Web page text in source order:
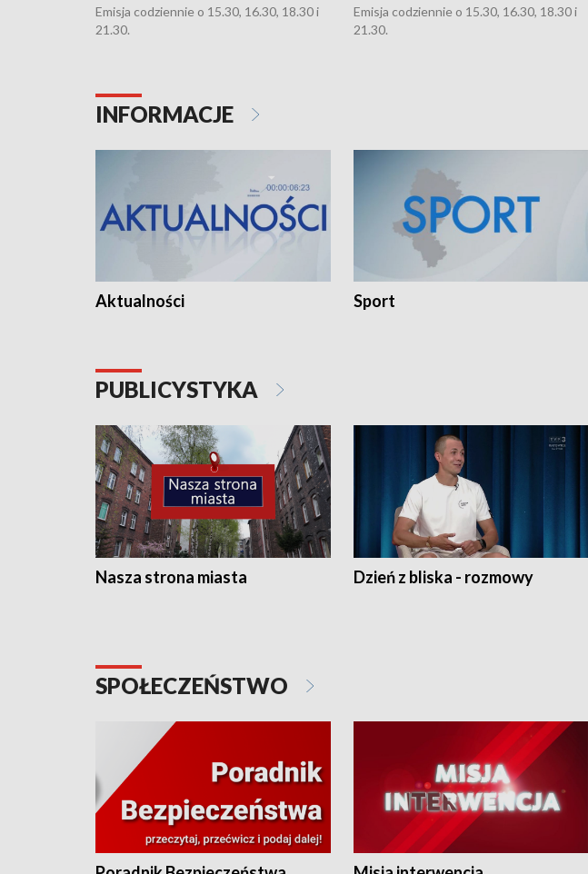
Emisja codziennie o 15.30, 16.30, 18.30 i
21.30.
Emisja codziennie o 15.30, 16.30, 18.30 i
21.30.
INFORMACJE
Aktualności Sport
PUBLICYSTYKA
Nasza strona miasta Dzień z bliska - rozmowy
SPOŁECZEŃSTWO